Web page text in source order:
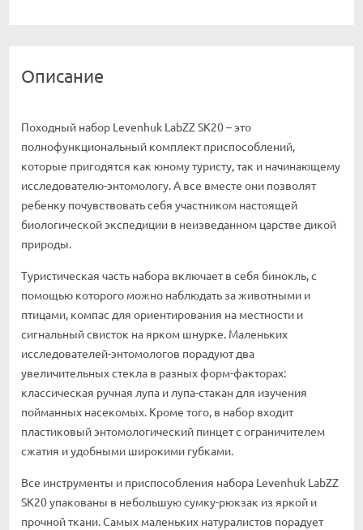
Описание
Походный набор Levenhuk LabZZ SK20 – это
полнофункциональный комплект приспособлений,
которые пригодятся как юному туристу, так и начинающему
исследователю-энтомологу. А все вместе они позволят
ребенку почувствовать себя участником настоящей
биологической экспедиции в неизведанном царстве дикой
природы.
Туристическая часть набора включает в себя бинокль, с
помощью которого можно наблюдать за животными и
птицами, компас для ориентирования на местности и
сигнальный свисток на ярком шнурке. Маленьких
исследователей-энтомологов порадуют два
увеличительных стекла в разных форм-факторах:
классическая ручная лупа и лупа-стакан для изучения
пойманных насекомых. Кроме того, в набор входит
пластиковый энтомологический пинцет с ограничителем
сжатия и удобными широкими губками.
Все инструменты и приспособления набора Levenhuk LabZZ
SK20 упакованы в небольшую сумку-рюкзак из яркой и
прочной ткани. Самых маленьких натуралистов порадует